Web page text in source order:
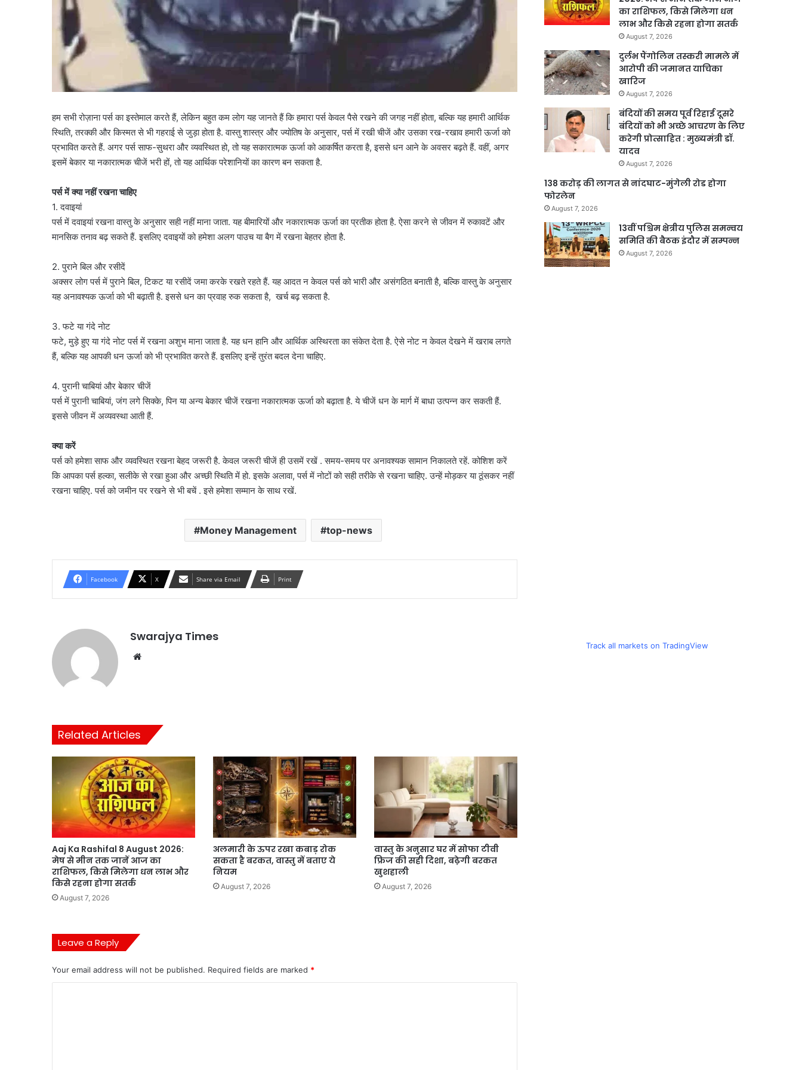
हम सभी रोज़ाना पर्स का इस्तेमाल करते हैं, लेकिन बहुत कम लोग यह जानते हैं कि हमारा पर्स केवल पैसे रखने की जगह नहीं होता, बल्कि यह हमारी आर्थिक
स्थिति, तरक्की और किस्मत से भी गहराई से जुड़ा होता है. वास्तु शास्त्र और ज्योतिष के अनुसार, पर्स में रखी चीजें और उसका रख-रखाव हमारी ऊर्जा को
प्रभावित करते हैं. अगर पर्स साफ-सुथरा और व्यवस्थित हो, तो यह सकारात्मक ऊर्जा को आकर्षित करता है, इससे धन आने के अवसर बढ़ते हैं. वहीं, अगर
इसमें बेकार या नकारात्मक चीजें भरी हों, तो यह आर्थिक परेशानियों का कारण बन सकता है.
पर्स में क्या नहीं रखना चाहिए
1. दवाइयां
पर्स में दवाइयां रखना वास्तु के अनुसार सही नहीं माना जाता. यह बीमारियों और नकारात्मक ऊर्जा का प्रतीक होता है. ऐसा करने से जीवन में रुकावटें और
मानसिक तनाव बढ़ सकते हैं. इसलिए दवाइयों को हमेशा अलग पाउच या बैग में रखना बेहतर होता है.
2. पुराने बिल और रसीदें
अक्सर लोग पर्स में पुराने बिल, टिकट या रसीदें जमा करके रखते रहते हैं. यह आदत न केवल पर्स को भारी और असंगठित बनाती है, बल्कि वास्तु के अनुसार
यह अनावश्यक ऊर्जा को भी बढ़ाती है. इससे धन का प्रवाह रुक सकता है, खर्च बढ़ सकता है.
3. फटे या गंदे नोट
फटे, मुड़े हुए या गंदे नोट पर्स में रखना अशुभ माना जाता है. यह धन हानि और आर्थिक अस्थिरता का संकेत देता है. ऐसे नोट न केवल देखने में खराब लगते
हैं, बल्कि यह आपकी धन ऊर्जा को भी प्रभावित करते हैं. इसलिए इन्हें तुरंत बदल देना चाहिए.
4. पुरानी चाबियां और बेकार चीजें
पर्स में पुरानी चाबियां, जंग लगे सिक्के, पिन या अन्य बेकार चीजें रखना नकारात्मक ऊर्जा को बढ़ाता है. ये चीजें धन के मार्ग में बाधा उत्पन्न कर सकती हैं.
इससे जीवन में अव्यवस्था आती हैं.
क्या करें
पर्स को हमेशा साफ और व्यवस्थित रखना बेहद जरूरी है. केवल जरूरी चीजें ही उसमें रखें . समय-समय पर अनावश्यक सामान निकालते रहें. कोशिश करें
कि आपका पर्स हल्का, सलीके से रखा हुआ और अच्छी स्थिति में हो. इसके अलावा, पर्स में नोटों को सही तरीके से रखना चाहिए. उन्हें मोड़कर या ठूंसकर नहीं
रखना चाहिए. पर्स को जमीन पर रखने से भी बचें . इसे हमेशा सम्मान के साथ रखें.
Money Management top-news
Facebook X Share via Email Print
Swarajya Times
Related Articles
Aaj Ka Rashifal 8 August 2026:
मेष से मीन तक जानें आज का
राशिफल, किसे मिलेगा धन लाभ और
किसे रहना होगा सतर्क
August 7, 2026
अलमारी के ऊपर रखा कबाड़ रोक
सकता है बरकत, वास्तु में बताए ये
नियम
August 7, 2026
वास्तु के अनुसार घर में सोफा टीवी
फ्रिज की सही दिशा, बढ़ेगी बरकत
खुशहाली
August 7, 2026
Leave a Reply
Your email address will not be published. Required fields are marked *
का राशिफल, किसे मिलेगा धन
लाभ और किसे रहना होगा सतर्क
August 7, 2026
दुर्लभ पैंगोलिन तस्करी मामले में
आरोपी की जमानत याचिका
खारिज
August 7, 2026
बंदियों की समय पूर्व रिहाई दूसरे
बंदियों को भी अच्छे आचरण के लिए
करेगी प्रोत्साहित : मुख्यमंत्री डॉ.
यादव
August 7, 2026
138 करोड़ की लागत से नांदघाट-मुंगेली रोड होगा
फोरलेन
August 7, 2026
13वीं पश्चिम क्षेत्रीय पुलिस समन्वय
समिति की बैठक इंदौर में सम्पन्न
August 7, 2026
Track all markets on TradingView